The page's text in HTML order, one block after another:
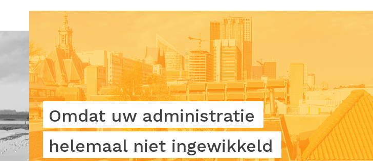
Omdat uw administratie
helemaal niet ingewikkeld